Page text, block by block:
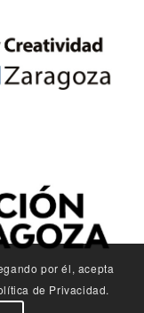
por él, acepta
de Privacidad.